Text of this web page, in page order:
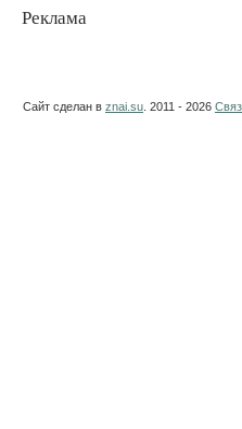
Реклама
Сайт сделан в znai.su . 2011 - 2026